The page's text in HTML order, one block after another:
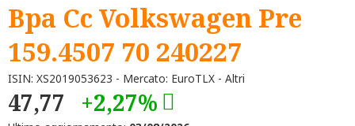
Bpa Cc Volkswagen Pre
159.4507 70 240227
ISIN: XS2019053623 - Mercato: EuroTLX - Altri
47,77 +2,27%